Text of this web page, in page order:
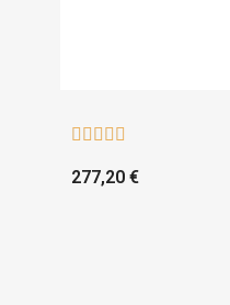
    
277,20 €